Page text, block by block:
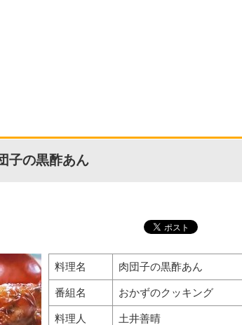
子の黒酢あん
料理名 肉団子の黒酢あん
番組名 おかずのクッキング
料理人 土井善晴